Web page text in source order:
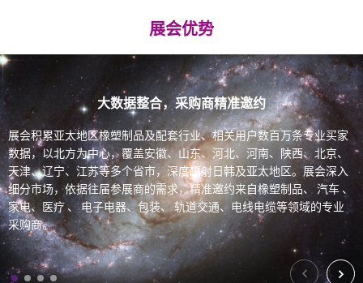
9
,
.
8
9
,
.
8
9
,
.
8
9
,
.
8
9
,
.
9
,
.
6
7
8
9
,
.
6
8
9
,
.
5
6
7
8
9
,
.
5
6
7
8
9
,
.
5
6
7
8
9
,
.
5
6
7
8
9
,
.
展会优势
大数据整合，采购商精准邀约
展会积累亚太地区橡塑制品及配套行业、相关用户数百万条专业买家
数据，以北方为中心，覆盖安徽、山东、河北、河南、陕西、北京、
天津、辽宁、江苏等多个省市，深度辐射日韩及亚太地区。展会深入
细分市场，依据往届参展商的需求，精准邀约来自橡塑制品、 汽车 、
家电、医疗 、 电子电器、包装、 轨道交通、电线电缆等领域的专业
采购商。
展会锁定橡塑行业全产业链，为橡塑产业高质化发展注入新动能。将
同期举办行业高层次论坛、交流会，吸引不同国家和地区的橡塑领域
知名学者、院士专家、企业家齐聚；围绕橡塑在汽车、电子电器、包
装、医疗、轮胎、密封、胶管胶带、轨道交通等行业的应用加强成果
交流，为行业转型寻求蜕变契机。
亚太橡塑展立足北方，辐射全国， 汇通亚太，聚焦橡塑行业最新智能
装备、热点新材料。通过产品展示、论坛及研讨会，为采购商提供全
方位行业尖端智能装备及成套解决方案，实现专业观众与参展商零距
离对接洽谈合作。
面对增量时代转向存量时代，橡塑产业及上下游企业竞争愈加激
烈。在这个充满挑战的市场环境中2026亚太橡塑展品牌全面赋能，设
立合肥站，华丽蜕变、全面升级，服务长三角地区橡塑供应链、产业
链，全面辐射上下游，打造长三角地区最具规模和影响力的橡塑行业
采购盛会。 6.5万平米展出面积，6万+专业买家，汇集全球优质展商，
2026.3.12-15亮相合肥滨湖国际会展中心。